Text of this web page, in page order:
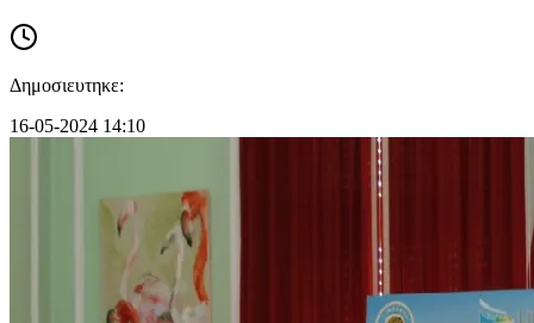
Δημοσιευτηκε:
16-05-2024 14:10